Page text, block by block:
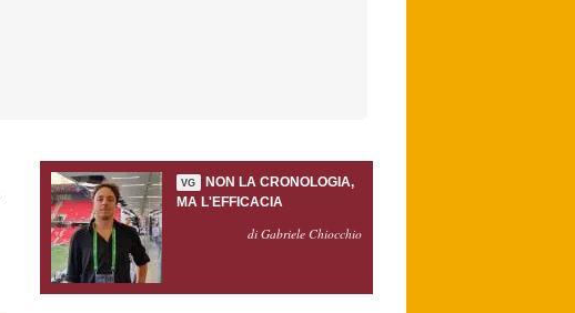
VG
NON LA CRONOLOGIA,
MA L'EFFICACIA
di Gabriele Chiocchio